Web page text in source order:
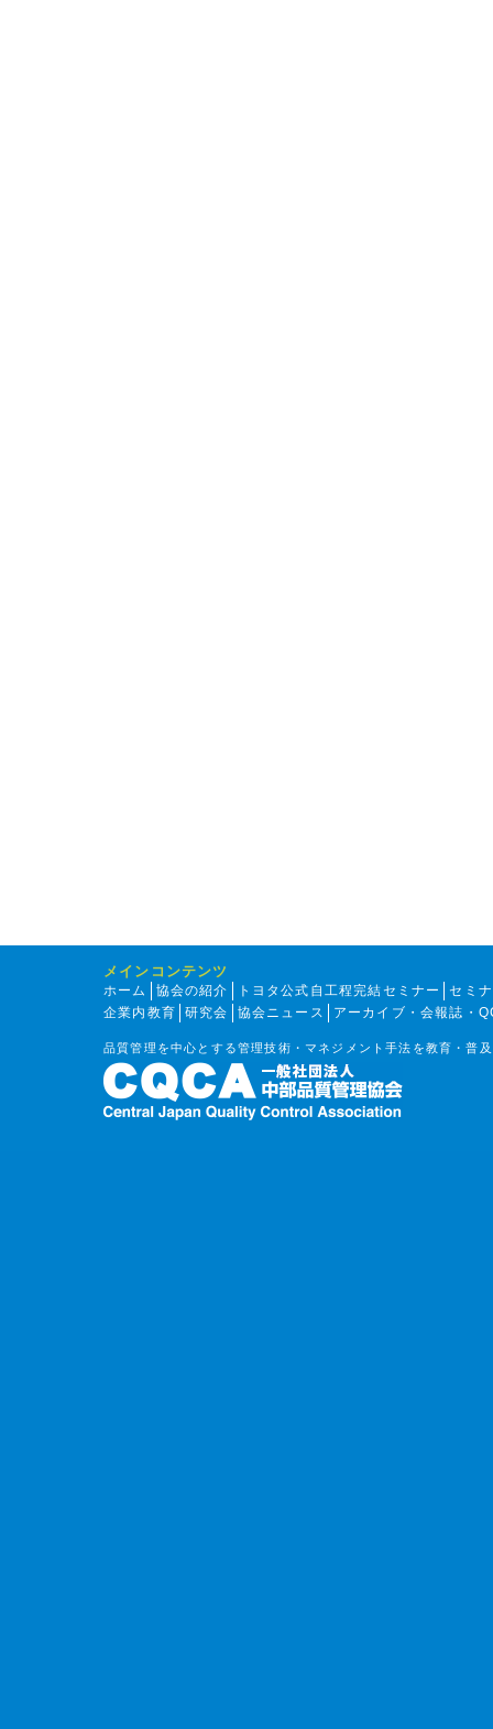
メインコンテンツ
ホーム 協会の紹介 トヨタ公式自工程完結セミナー
セミ
企業内教育
研究会 協会ニュース アーカイブ・会報誌・
品質管理を中心とする管理技術・マネジメント手法を教育・普